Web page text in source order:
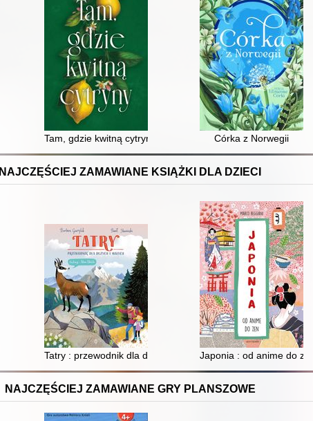
Tam, gdzie kwitną cytryny Córka z Norwegii
NAJCZĘŚCIEJ ZAMAWIANE KSIĄŻKI DLA DZIECI
Tatry : przewodnik dla dużych i małychJaponia : od anime do zen
NAJCZĘŚCIEJ ZAMAWIANE GRY PLANSZOWE